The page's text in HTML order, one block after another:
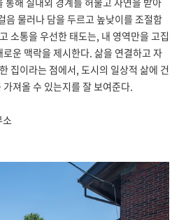
음 물러나 담을 두르고 높낮이를 조절함
소통을 우선한 태도는, 내 영역만을 고집
운 맥락을 제시한다.삶을 연결하고 자
집이라는 점에서,도시의 일상적 삶에 건
져올 수 있는지를 잘 보여준다.
소